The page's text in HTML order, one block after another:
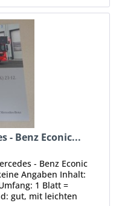
- Benz Econic...
- Benz Econic
Angaben Inhalt:
1 Blatt =
gut, mit leichten